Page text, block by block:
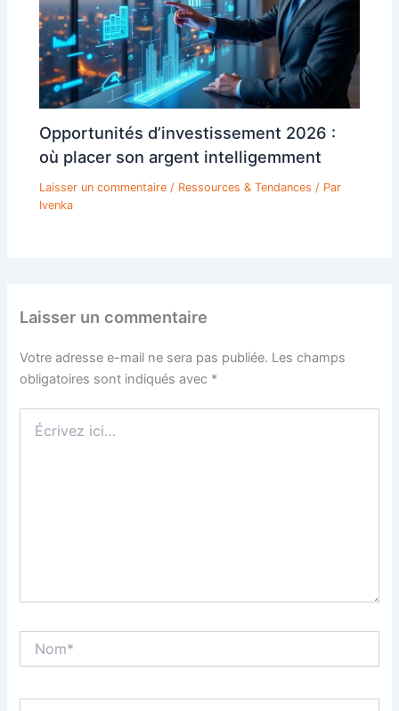
Opportunités d’investissement 2026 :
où placer son argent intelligemment
Laisser un commentaire / Ressources & Tendances / Par
Ivenka
Laisser un commentaire
Votre adresse e-mail ne sera pas publiée. Les champs
obligatoires sont indiqués avec *
ici…